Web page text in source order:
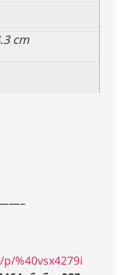
cm
%40vsx4279i